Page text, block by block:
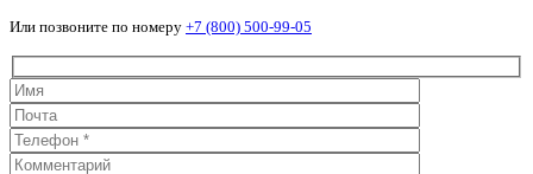
Или позвоните по номеру +7 (800) 500-99-05